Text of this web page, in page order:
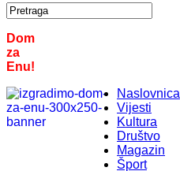
Dom
za
Enu!
Naslovnica
Vijesti
Kultura
Društvo
Magazin
Šport